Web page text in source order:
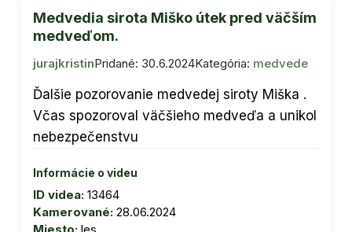
Medvedia sirota Miško útek pred väčším
medveďom.
jurajkristinPridané: 30.6.2024Kategória: medvede
Ďalšie pozorovanie medvedej siroty Miška .
Včas spozoroval väčšieho medveďa a unikol
nebezpečenstvu
Informácie o videu
ID videa: 13464
Kamerované: 28.06.2024
Miesto: les